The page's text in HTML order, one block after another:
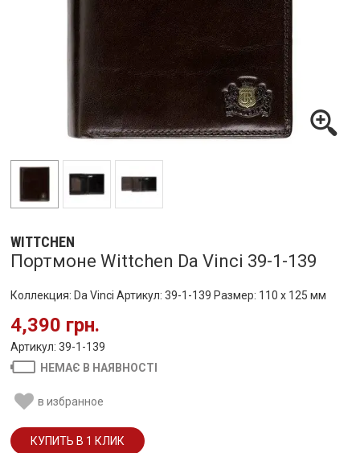
WITTCHEN
Портмоне Wittchen Da Vinci 39-1-139
Коллекция: Da Vinci Артикул: 39-1-139 Размер: 110 x 125 мм
4,390 грн.
Артикул: 39-1-139
НЕМАЄ В НАЯВНОСТІ
в избранное